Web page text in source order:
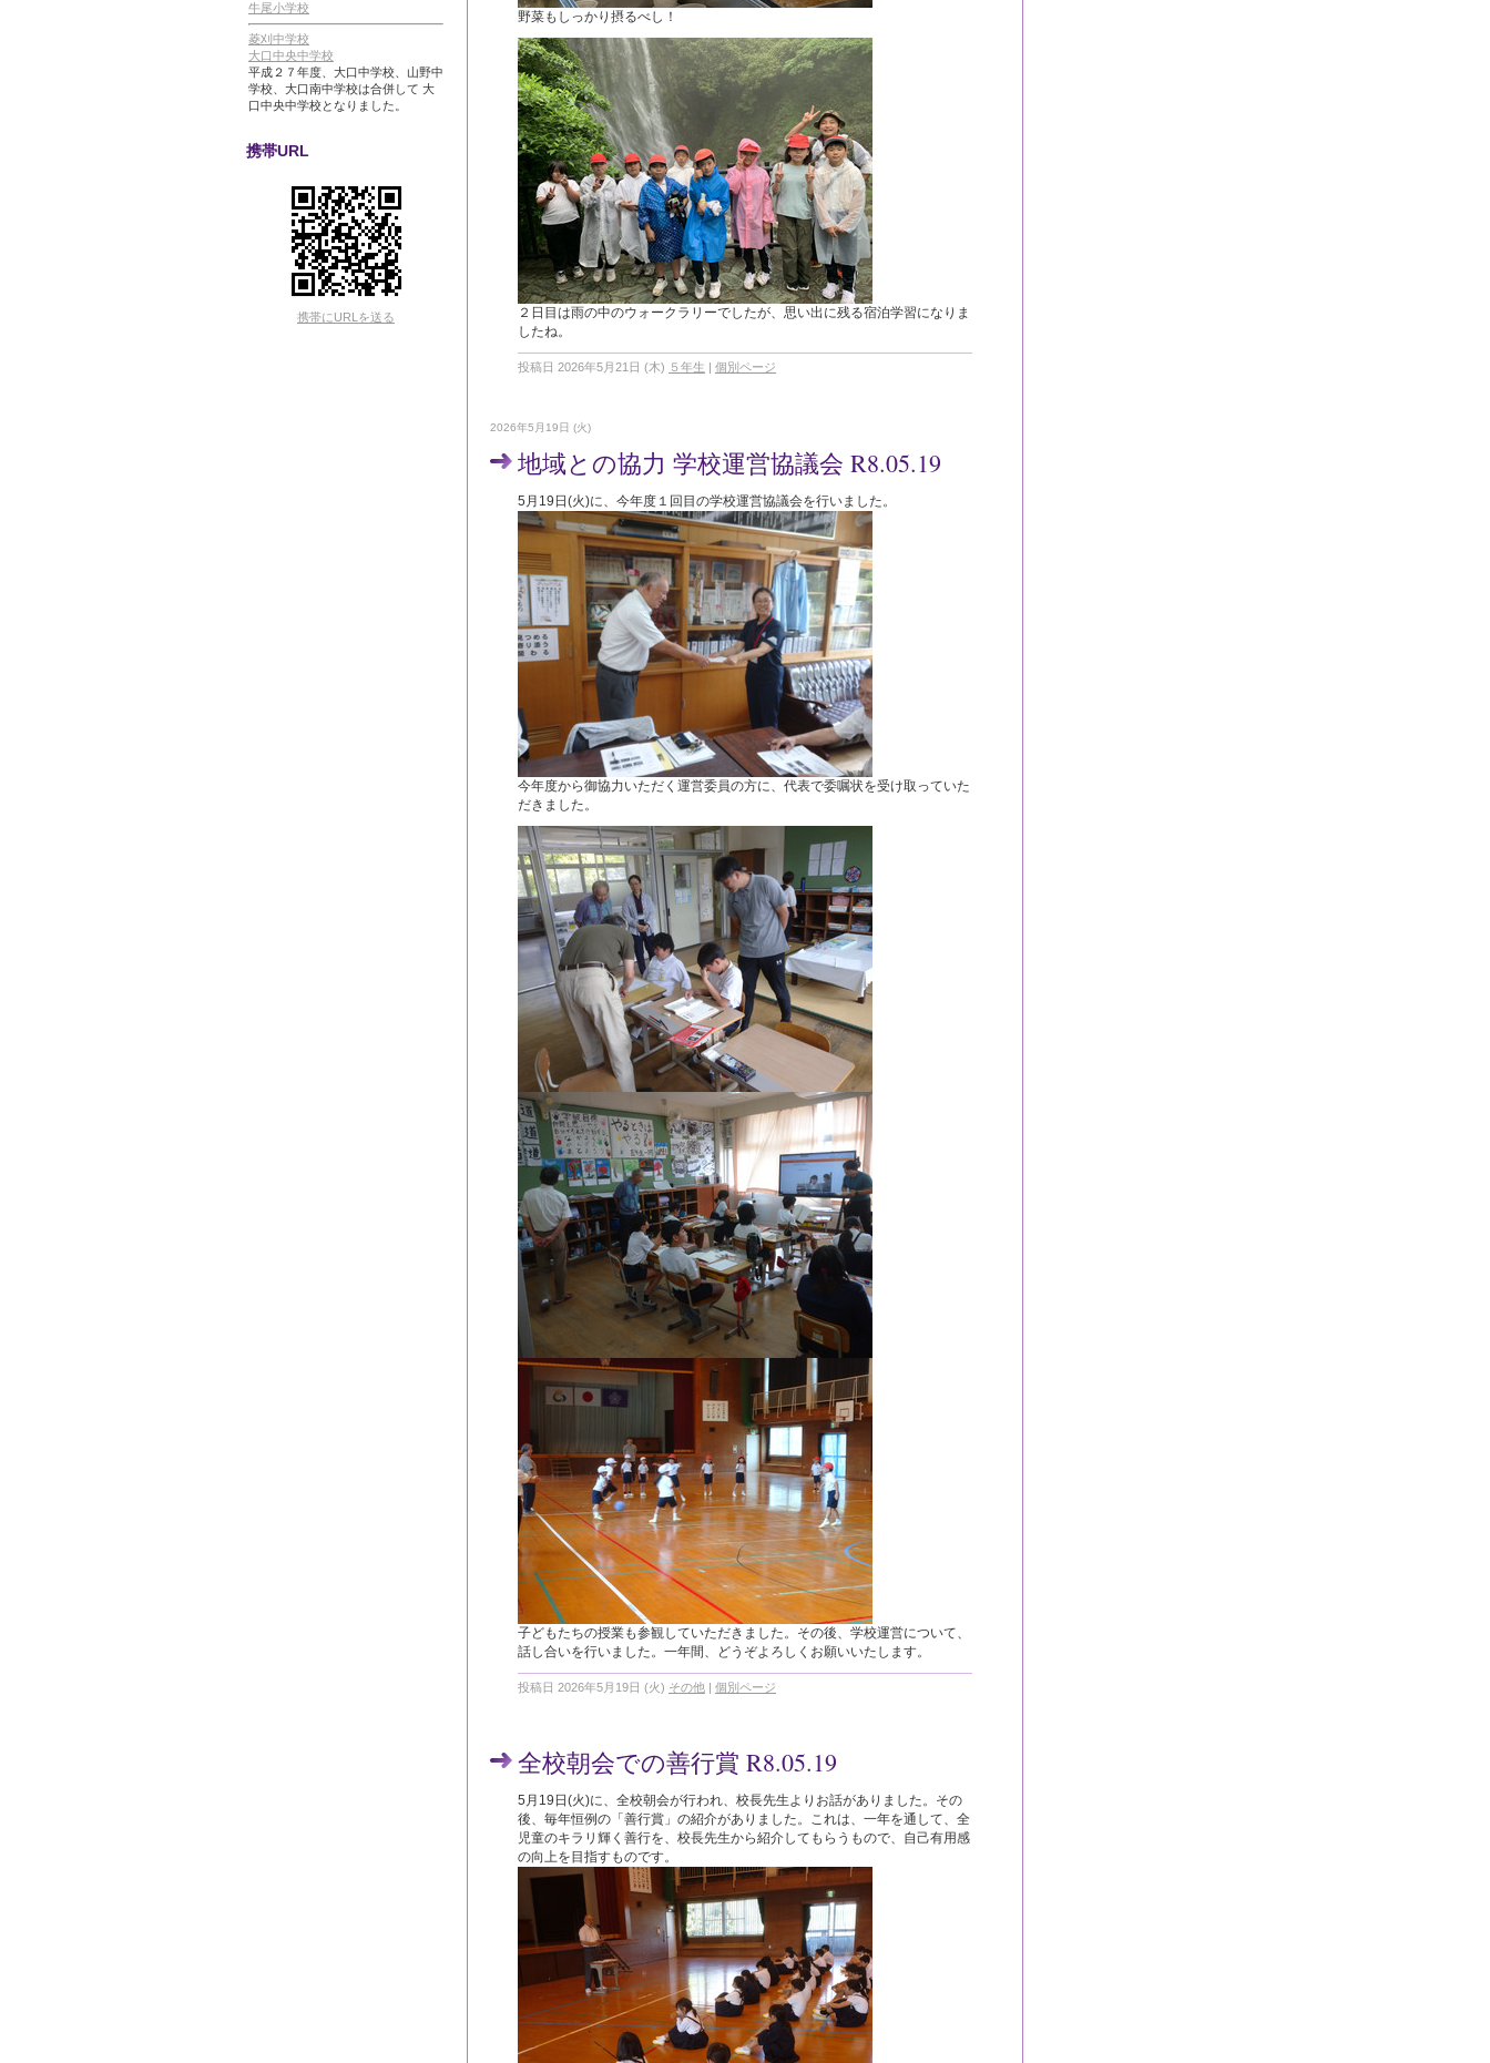
牛尾小学校
菱刈中学校
大口中央中学校
平成２７年度、大口中学校、山野中
学校、大口南中学校は合併して 大
口中央中学校となりました。
携帯URL
携帯にURLを送る
野菜もしっかり摂るべし！
２日目は雨の中のウォークラリーでしたが、思い出に残る宿泊学習になりま
したね。
投稿日 2026年5月21日 (木) ５年生 | 個別ページ
2026年5月19日 (火)
地域との協力 学校運営協議会 R8.05.19
5月19日(火)に、今年度１回目の学校運営協議会を行いました。
今年度から御協力いただく運営委員の方に、代表で委嘱状を受け取っていた
だきました。
子どもたちの授業も参観していただきました。その後、学校運営について、
話し合いを行いました。一年間、どうぞよろしくお願いいたします。
投稿日 2026年5月19日 (火) その他 | 個別ページ
全校朝会での善行賞 R8.05.19
5月19日(火)に、全校朝会が行われ、校長先生よりお話がありました。その
後、毎年恒例の「善行賞」の紹介がありました。これは、一年を通して、全
児童のキラリ輝く善行を、校長先生から紹介してもらうもので、自己有用感
の向上を目指すものです。